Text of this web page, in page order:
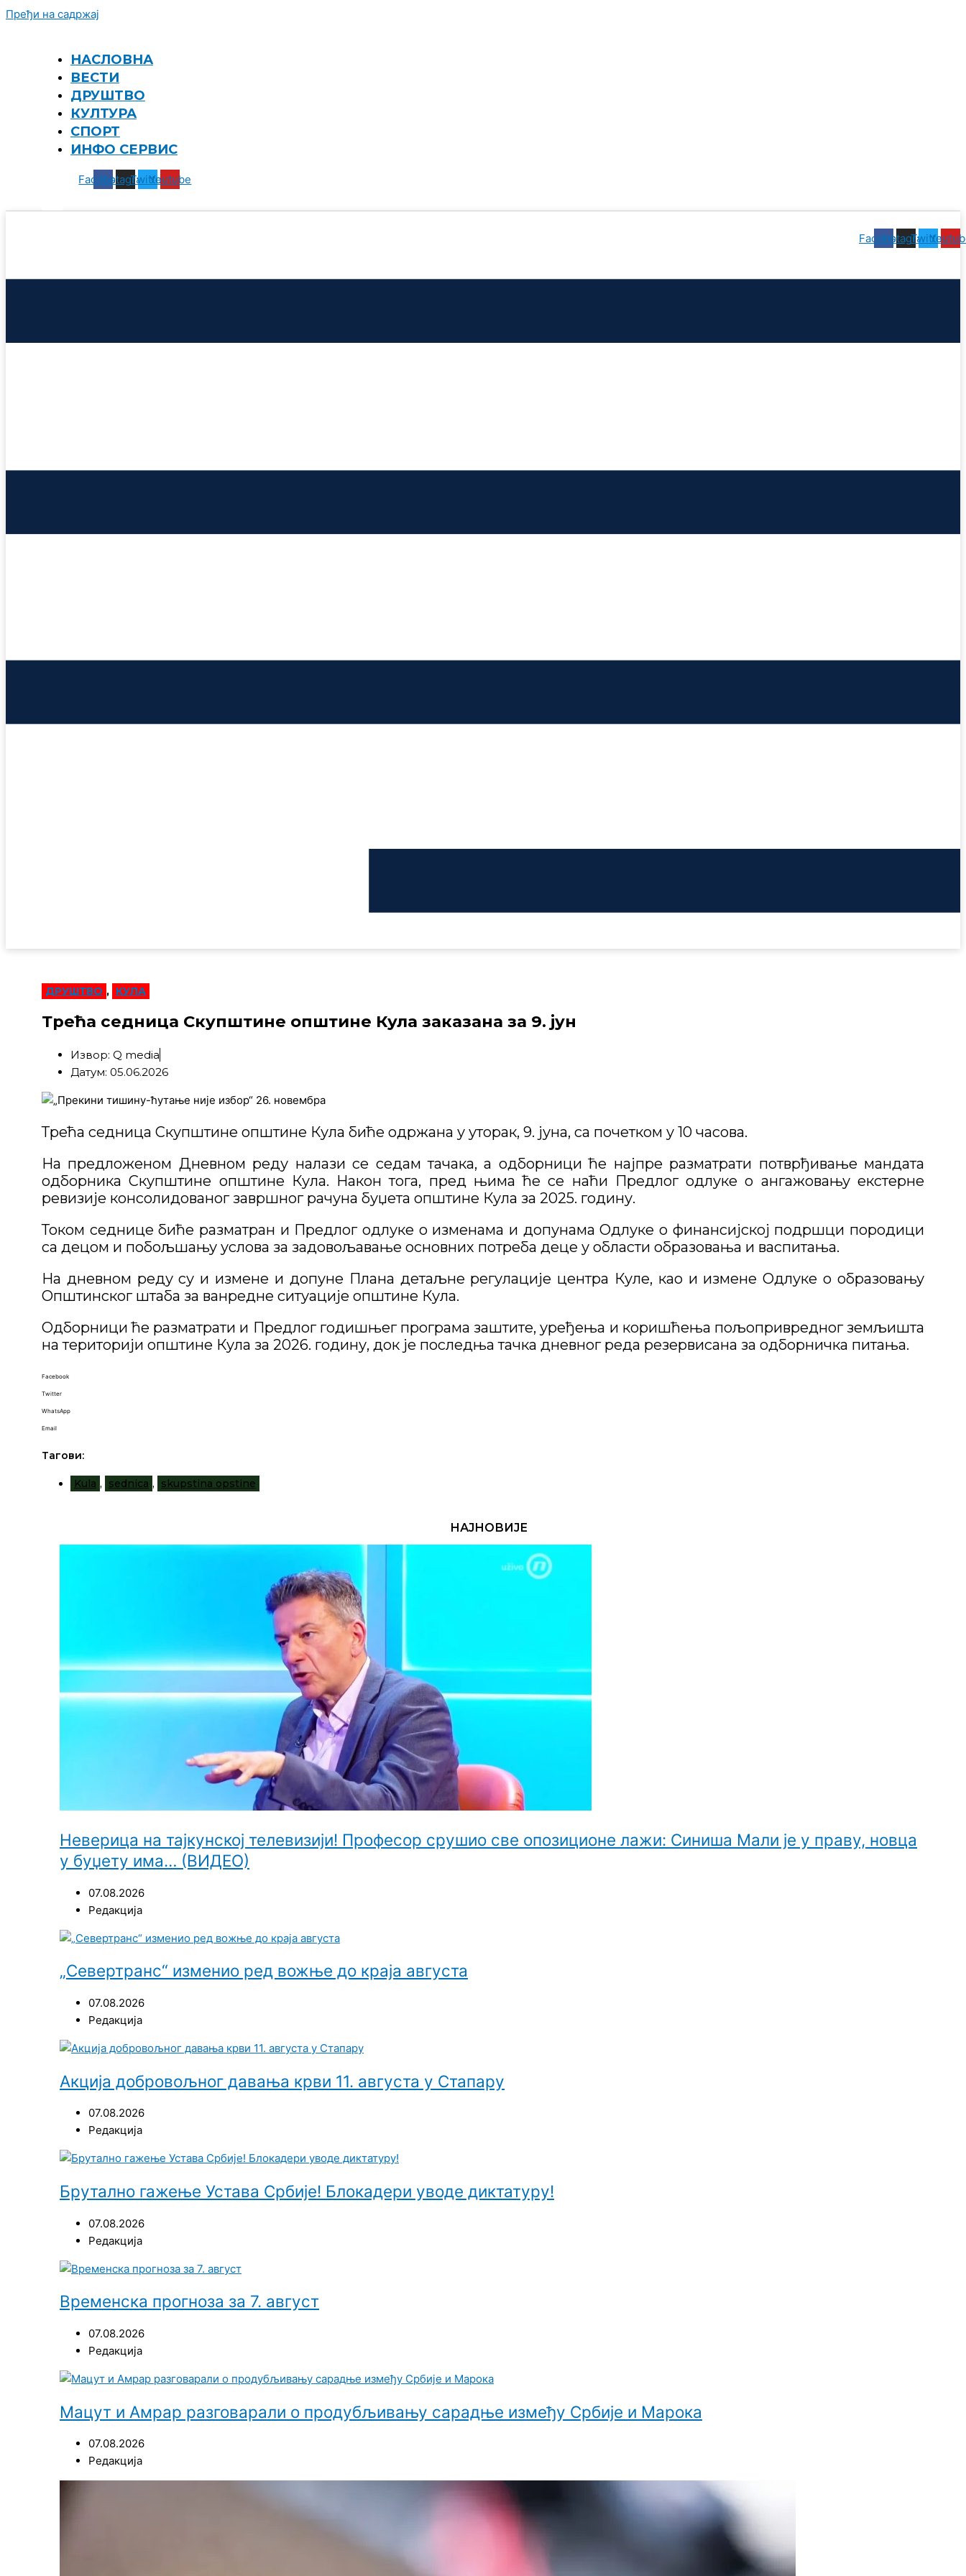
Пређи на садржај
НАСЛОВНА
ВЕСТИ
ДРУШТВО
КУЛТУРА
СПОРТ
ИНФО СЕРВИС
Facebook
Instagram
TwitterYoutube
Facebook
Instagram
Twitter
ДРУШТВО , КУЛА
Трећа седница Скупштине општине Кула заказана за 9. јун
Извор: Q media
Датум: 05.06.2026
Трећа седница Скупштине општине Кула биће одржана у уторак, 9. јуна, са почетком у 10 часова.
На предложеном Дневном реду налази се седам тачака, а одборници ће најпре разматрати потврђивање мандата
одборника Скупштине општине Кула. Након тога, пред њима ће се наћи Предлог одлуке о ангажовању екстерне
ревизије консолидованог завршног рачуна буџета општине Кула за 2025. годину.
Током седнице биће разматран и Предлог одлуке о изменама и допунама Одлуке о финансијској подршци породици
са децом и побољшању услова за задовољавање основних потреба деце у области образовања и васпитања.
На дневном реду су и измене и допуне Плана детаљне регулације центра Куле, као и измене Одлуке о образовању
Општинског штаба за ванредне ситуације општине Кула.
Одборници ће разматрати и Предлог годишњег програма заштите, уређења и коришћења пољопривредног земљишта
на територији општине Кула за 2026. годину, док је последња тачка дневног реда резервисана за одборничка питања.
Facebook
Twitter
WhatsApp
Email
Тагови:
Kula , sednica , skupstina opstine
НАЈНОВИЈЕ
Неверица на тајкунској телевизији! Професор срушио све опозиционе лажи: Синиша Мали је у праву, новца
у буџету има… (ВИДЕО)
07.08.2026
Редакција
„Севертранс“ изменио ред вожње до краја августа
07.08.2026
Редакција
Акција добровољног давања крви 11. августа у Стапару
07.08.2026
Редакција
Брутално гажење Устава Србије! Блокадери уводе диктатуру!
07.08.2026
Редакција
Временска прогноза за 7. август
07.08.2026
Редакција
Мацут и Амрар разговарали о продубљивању сарадње између Србије и Марока
07.08.2026
Редакција